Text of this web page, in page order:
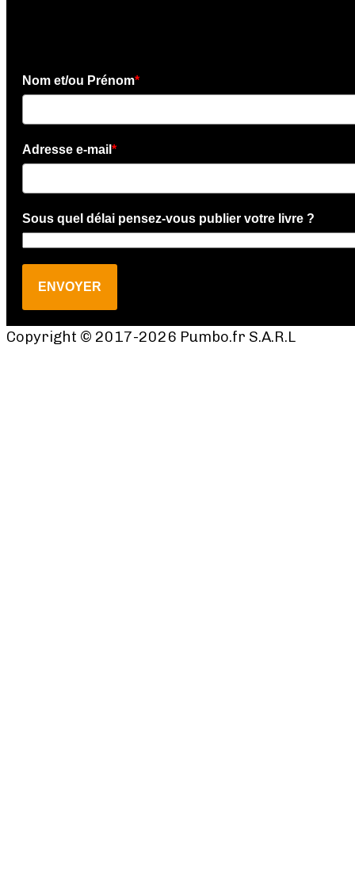
Nom et/ou Prénom*
Adresse e-mail *
Sous quel délai pensez-vous publier votre livre ?
ENVOYER
Copyright © 2017-2026 Pumbo.fr S.A.R.L